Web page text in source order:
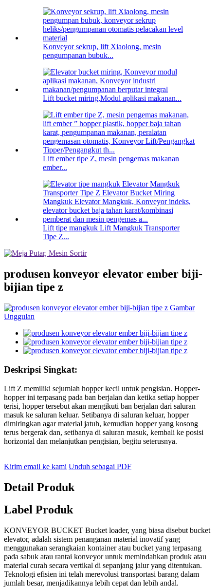
Konveyor sekrup, lift Xiaolong, mesin
pengumpanan bubuk...
Lift bucket miring,Modul aplikasi makanan...
Lift ember tipe Z, mesin pengemas makanan
ember...
Lift tipe mangkuk Lift Mangkuk Transporter
Tipe Z...
produsen konveyor elevator ember biji-
bijian tipe z
Deskripsi Singkat:
Lift Z memiliki sejumlah hopper kecil untuk pengisian. Hopper-
hopper ini terpasang pada ban berjalan dan ketika setiap hopper
terisi, hopper tersebut akan mengikuti ban berjalan dari saluran
masuk ke saluran keluar. Setibanya di saluran keluar, hopper
dimiringkan agar material jatuh, kemudian hopper yang kosong
terus bergerak dan, setibanya di saluran masuk, kembali ke posisi
horizontal dan melanjutkan pengisian, begitu seterusnya.
Kirim email ke kami Unduh sebagai PDF
Detail Produk
Label Produk
KONVEYOR BUCKET Bucket loader, yang biasa disebut bucket
elevator, adalah sistem penanganan material inovatif yang
menggunakan serangkaian kontainer atau bucket yang terpasang
pada sabuk atau rantai konveyor untuk memindahkan produk atau
material curah secara vertikal di sepanjang jalur yang ditentukan.
Teknologi efisien ini telah merevolusi transportasi barang dalam
jumlah besar, menjadikannya lebih cepat dan lebih andal.